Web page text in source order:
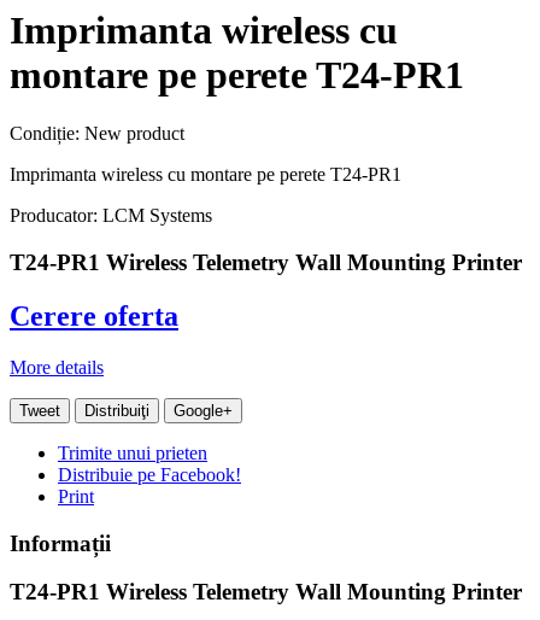
Imprimanta wireless cu
montare pe perete T24-PR1
Condiție: New product
Imprimanta wireless cu montare pe perete T24-PR1
Producator: LCM Systems
T24-PR1 Wireless Telemetry Wall Mounting Printer
Cerere oferta
More details
Tweet Distribuiţi Google+
Trimite unui prieten
Distribuie pe Facebook!
Print
Informații
T24-PR1 Wireless Telemetry Wall Mounting Printer